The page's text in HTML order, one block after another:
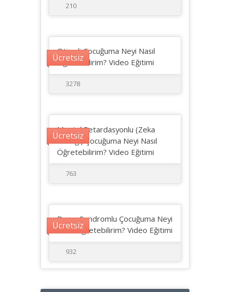
210
Ücretsiz
Otizmli Çocuğuma Neyi Nasıl
Öğretebilirim? Video Eğitimi
3278
Ücretsiz
Mental Retardasyonlu (Zeka
Geriliği) Çocuğuma Neyi Nasıl
Öğretebilirim? Video Eğitimi
763
Ücretsiz
Down Sendromlu Çocuğuma Neyi
Nasıl Öğretebilirim? Video Eğitimi
932